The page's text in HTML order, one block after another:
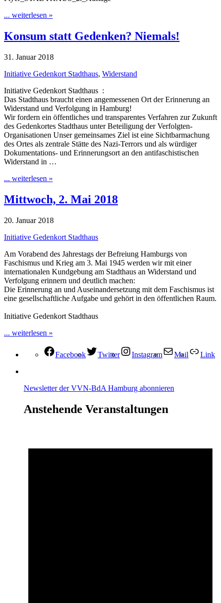
... weiterlesen »
Konsum statt Gedenken? Niemals!
31. Januar 2018
Initiative Gedenkort Stadthaus, Widerstand
Initiative Gedenkort Stadthaus :
Das Stadthaus braucht einen angemessenen Ort der Erinnerung an
Widerstand und Verfolgung in Hamburg!
Wir fordern ein öffentliches und transparentes Verfahren zur Zukunft
des Gedenkortes Stadthaus unter Beteiligung der Verfolgten-
Organisationen Unser gemeinsames Ziel ist eine Sichtbarmachung
des Ortes als zentrale Stätte des Nazi-­Terrors und als würdiger
Dokumentations-­ und Erinnerungsort an den antifaschistischen
Widerstand in …
... weiterlesen »
Mittwoch, 2. Mai 2018
20. Januar 2018
Initiative Gedenkort Stadthaus
Am Vorabend des Jahrestags der Befreiung Hamburgs von
Faschismus und Krieg am 3. Mai 1945 werden wir mit einer
internationalen Kundgebung am Stadthaus an Widerstand und
Verfolgung erinnern und deutlich machen:
Die Erinnerung an und Auseinandersetzung mit dem Faschismus ist
eine gesellschaftliche Aufgabe und gehört in den öffentlichen Raum.
Initiative Gedenkort Stadthaus
... weiterlesen »
Facebook Twitter Instagram Mail Link
Newsletter der VVN-BdA Hamburg abonnieren
Anstehende Veranstaltungen